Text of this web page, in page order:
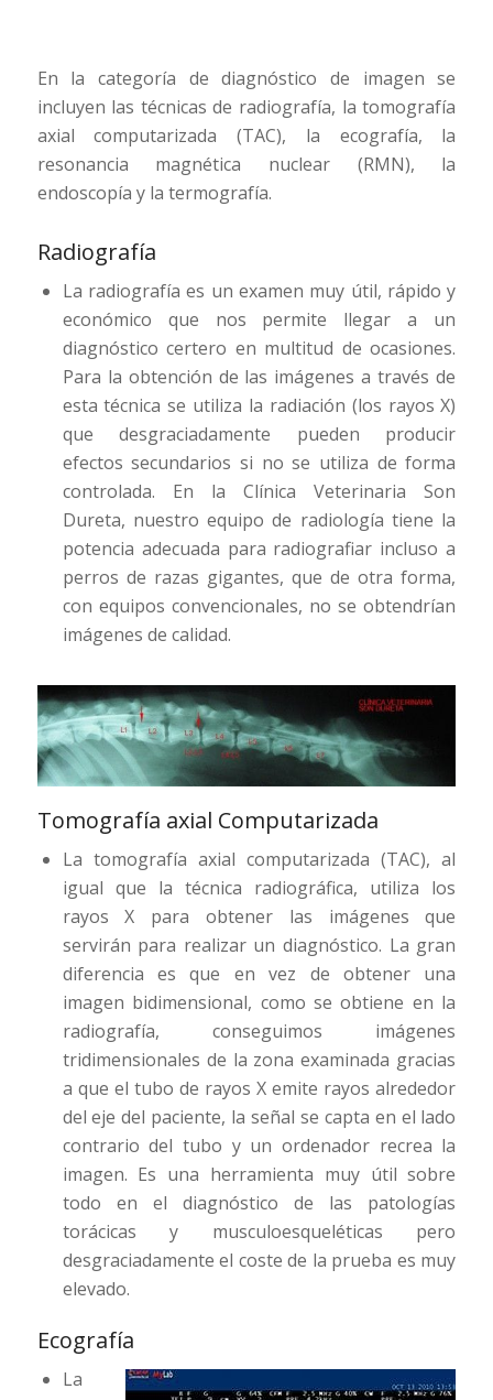
En la categoría de diagnóstico de imagen se
incluyen las técnicas de radiografía, la tomografía
axial computarizada (TAC), la ecografía, la
resonancia magnética nuclear (RMN), la
endoscopía y la termografía.
Radiografía
La radiografía es un examen muy útil, rápido y
económico que nos permite llegar a un
diagnóstico certero en multitud de ocasiones.
Para la obtención de las imágenes a través de
esta técnica se utiliza la radiación (los rayos X)
que desgraciadamente pueden producir
efectos secundarios si no se utiliza de forma
controlada. En la Clínica Veterinaria Son
Dureta, nuestro equipo de radiología tiene la
potencia adecuada para radiografiar incluso a
perros de razas gigantes, que de otra forma,
con equipos convencionales, no se obtendrían
imágenes de calidad.
Tomografía axial Computarizada
La tomografía axial computarizada (TAC), al
igual que la técnica radiográfica, utiliza los
rayos X para obtener las imágenes que
servirán para realizar un diagnóstico. La gran
diferencia es que en vez de obtener una
imagen bidimensional, como se obtiene en la
radiografía, conseguimos imágenes
tridimensionales de la zona examinada gracias
a que el tubo de rayos X emite rayos alrededor
del eje del paciente, la señal se capta en el lado
contrario del tubo y un ordenador recrea la
imagen. Es una herramienta muy útil sobre
todo en el diagnóstico de las patologías
torácicas y musculoesqueléticas pero
desgraciadamente el coste de la prueba es muy
elevado.
Ecografía
La